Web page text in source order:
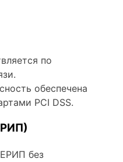
по
обеспечена
PCI DSS.
без